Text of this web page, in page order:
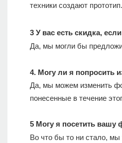
техники создают прототип.
3 У вас есть скидка,
Да, мы могли бы
4. Могу ли я попросить
Да, мы можем изменить
понесенные в течение
5 Могу я посетить вашу
Во что бы то ни стало,